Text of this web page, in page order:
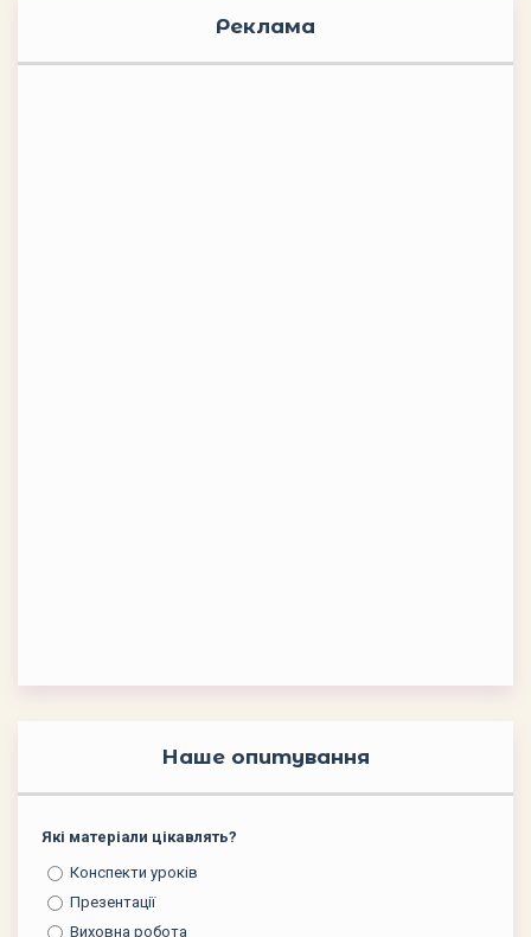
Реклама
Наше опитування
Які матеріали цікавлять?
Конспекти уроків
Презентації
Виховна робота